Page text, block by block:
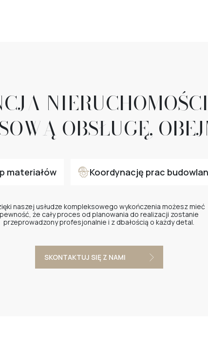
OBSŁUGĘ,
materiałów Koordynację prac
naszej usłudze kompleksowego wykończenia możesz mieć
pewność, że cały proces od planowania do realizacji zostanie
przeprowadzony profesjonalnie i z dbałością o każdy detal.
SKONTAKTUJ SIĘ Z NAMI